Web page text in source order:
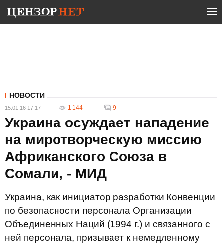
НОВОСТИ
15.01.16 17:17 1 144 9
Украина осуждает нападение
на миротворческую миссию
Африканского Союза в
Сомали, - МИД
Украина, как инициатор разработки Конвенции
по безопасности персонала Организации
Объединенных Наций (1994 г.) и связанного с
ней персонала, призывает к немедленному